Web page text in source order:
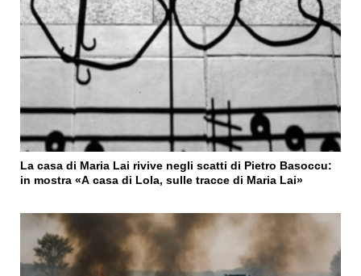
La casa di Maria Lai rivive negli scatti di Pietro Basoccu:
in mostra «A casa di Lola, sulle tracce di Maria Lai»